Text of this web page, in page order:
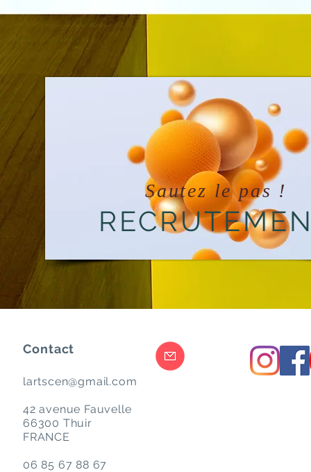
Sautez le pas !
Contact
lartscen@gmail.com
42 avenue Fauvelle
66300 Thuir
FRANCE
06 85 67 88 67